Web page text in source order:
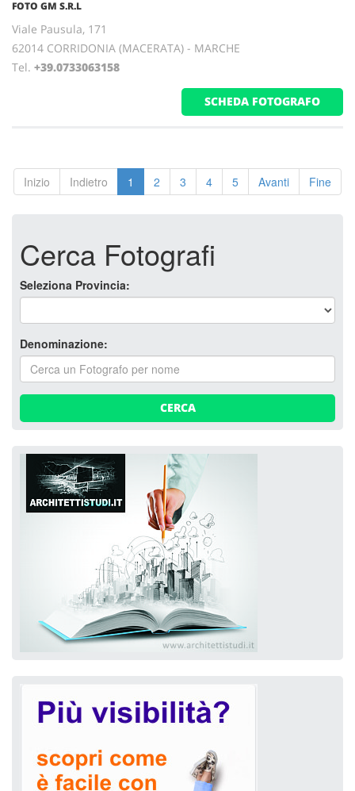
FOTO GM S.R.L
Viale Pausula, 171
62014 CORRIDONIA (MACERATA) - MARCHE
Tel. +39.0733063158
SCHEDA FOTOGRAFO
Inizio Indietro 1 2 3 4 5 Avanti Fine
Cerca Fotografi
Seleziona Provincia:
Denominazione:
CERCA